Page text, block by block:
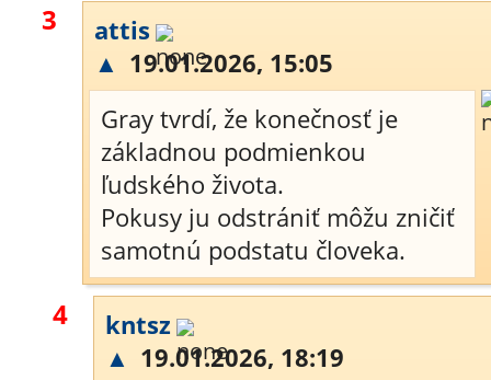
3
attis
▲ 19.01.2026, 15:05
Gray tvrdí, že konečnosť je
základnou podmienkou
ľudského života.
Pokusy ju odstrániť môžu zničiť
samotnú podstatu človeka.
4
kntsz
▲ 19.01.2026, 18:19